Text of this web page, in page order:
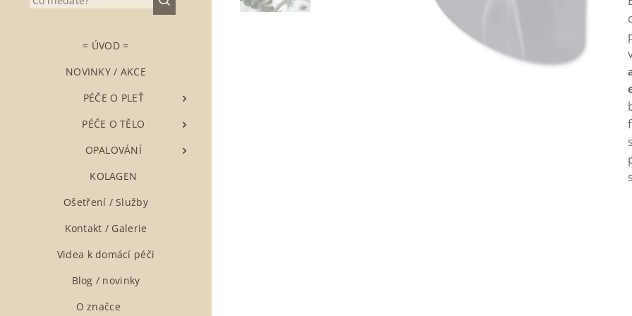
= ÚVOD =
NOVINKY / AKCE
▶ PÉČE O PLEŤ
▶ PÉČE O TĚLO
▶ OPALOVÁNÍ
▶ KOLAGEN
Ošetření / Služby
Kontakt / Galerie
Videa k domácí péči
Blog / novinky
O značce ❤